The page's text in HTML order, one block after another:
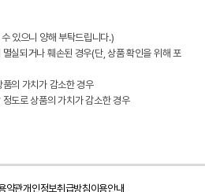
있으니 양해 부탁드립니다.)
실되거나 훼손된 경우(단, 상품 확인을 위해 포
의 가치가 감소한 경우
도로 상품의 가치가 감소한 경우
약관개인정보취급방침이용안내